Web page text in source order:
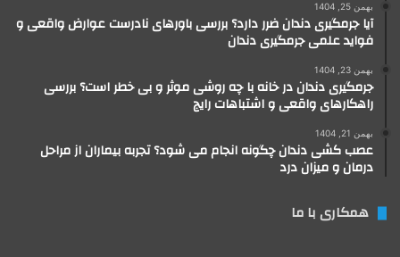
بهمن 25, 1404
آیا جرمگیری دندان ضرر دارد؟ بررسی باورهای نادرست عوارض واقعی و
فواید علمی جرمگیری دندان
بهمن 23, 1404
جرمگیری دندان در خانه با چه روشی موثر و بی خطر است؟ بررسی
راهکارهای واقعی و اشتباهات رایج
بهمن 21, 1404
عصب کشی دندان چگونه انجام می شود؟ تجربه بیماران از مراحل
درمان و میزان درد
همکاری با ما